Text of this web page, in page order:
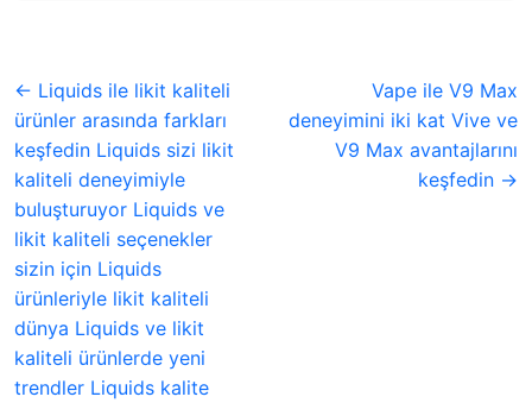
← Liquids ile likit kaliteli
ürünler arasında farkları
keşfedin Liquids sizi likit
kaliteli deneyimiyle
buluşturuyor Liquids ve
likit kaliteli seçenekler
sizin için Liquids
ürünleriyle likit kaliteli
dünya Liquids ve likit
kaliteli ürünlerde yeni
trendler Liquids kalite
Vape ile V9 Max
deneyimini iki kat Vive ve
V9 Max avantajlarını
keşfedin →